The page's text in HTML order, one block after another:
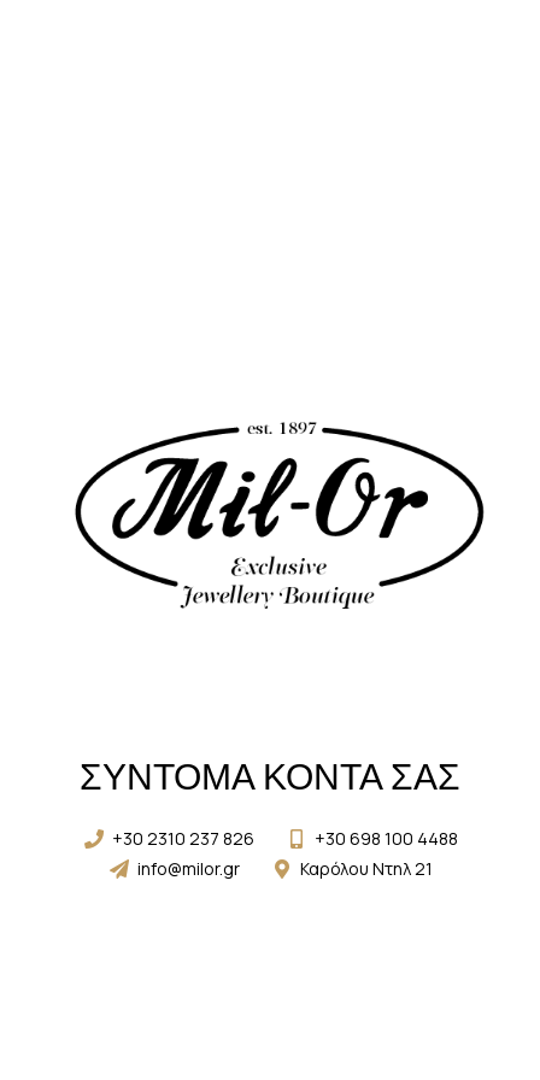
ΣΥΝΤΟΜΑ ΚΟΝΤΑ ΣΑΣ
+30 2310 237 826
+30 698 100 4488
info@milor.gr
Καρόλου Ντηλ 21